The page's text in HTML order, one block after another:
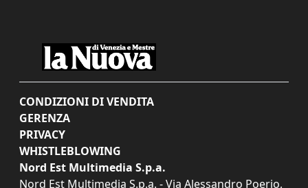
CONDIZIONI DI VENDITA
GERENZA
PRIVACY
WHISTLEBLOWING
Nord Est Multimedia S.p.a.
Nord Est Multimedia S.p.a. - Via Alessandro Poerio,